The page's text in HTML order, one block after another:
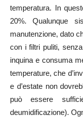
temperatura. In
20%. Qualunque
manutenzione, dato
con i filtri puliti,
inquina e consuma
temperature, che
e d’estate non
può essere
deumidificazione).